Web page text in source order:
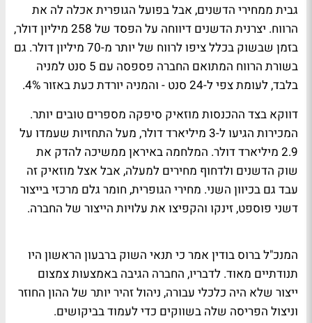
גבית ממחירי הדשנים, אבל בפועל הגופרית אכלה לה את
הרווח. יצרנית הדשנים דיווחה על הפסד של 258 מיליון דולר,
בזמן שבשוק בכלל ציפו לרווח של יותר מ-70 מיליון דולר. גם
בשורת הרווח המתואם החברה פספסה עם 5 סנט למניה
בלבד, לעומת צפי ל-24 סנט - והמניה יורדת כעת באזור 4%.
דווקא בצד ההכנסות מוזאיק סיפקה מספרים טובים יותר.
המכירות הגיעו ל-3 מיליארד דולר, מעל התחזיות שעמדו על
2.9 מיליארד דולר. המלחמה באיראן ממשיכה להדק את
שוק הדשנים ולדחוף מחירים למעלה, אבל אצל מוזאיק זה
עבד גם בכיוון השני. מחירי הגופרית, חומר גלם מרכזי בייצור
דשני פוספט, זינקו והקפיצו את עלויות הייצור של החברה.
המנכ"ל ברוס בודין אמר כי תנאי השוק ברבעון הראשון היו
תנודתיים מאוד. לדבריו, החברה הגיבה באמצעות צמצום
ייצור שלא היה כלכלי עבורה, ניהול זהיר יותר של ההון החוזר
וניצול הפריסה שלה בשווקים כדי לעמוד בביקושים.